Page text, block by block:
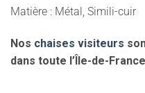
Matière : Métal, Simili-cuir
Nos chaises visiteurs
dans toute l’Île-de-